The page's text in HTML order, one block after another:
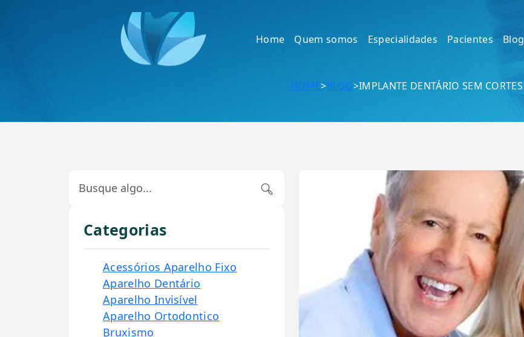
Home Quem somos Especialidades Pacientes Blog
HOME>BLOG>IMPLANTE DENTÁRIO SEM CORTES
Categorias
Acessórios Aparelho Fixo
Aparelho Dentário
Aparelho Invisível
Aparelho Ortodontico
Bruxismo